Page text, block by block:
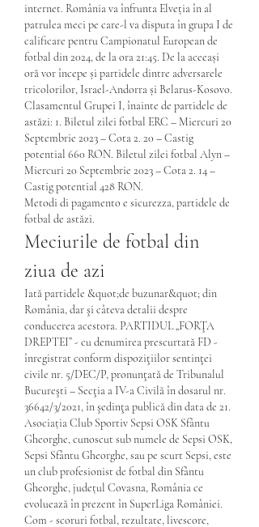
internet. România va înfrunta Elveția în al
patrulea meci pe care-l va disputa în grupa I de
calificare pentru Campionatul European de
fotbal din 2024, de la ora 21:45. De la aceeași
oră vor începe și partidele dintre adversarele
tricolorilor, Israel-Andorra și Belarus-Kosovo.
Clasamentul Grupei I, înainte de partidele de
astăzi: 1. Biletul zilei fotbal ERC – Miercuri 20
Septembrie 2023 – Cota 2. 20 – Castig
potential 660 RON. Biletul zilei fotbal Alyn –
Miercuri 20 Septembrie 2023 – Cota 2. 14 –
Castig potential 428 RON.
Metodi di pagamento e sicurezza, partidele de
fotbal de astăzi.
Meciurile de fotbal din
ziua de azi
Iată partidele &quot;de buzunar&quot; din
România, dar şi câteva detalii despre
conducerea acestora. PARTIDUL „FORŢA
DREPTEI” - cu denumirea prescurtată FD -
înregistrat conform dispoziţiilor sentinţei
civile nr. 5/DEC/P, pronunţată de Tribunalul
Bucureşti – Secţia a IV-a Civilă în dosarul nr.
36642/3/2021, în şedinţa publică din data de 21.
Asociația Club Sportiv Sepsi OSK Sfântu
Gheorghe, cunoscut sub numele de Sepsi OSK,
Sepsi Sfântu Gheorghe, sau pe scurt Sepsi, este
un club profesionist de fotbal din Sfântu
Gheorghe, județul Covasna, România ce
evoluează în prezent în SuperLiga României.
Com - scoruri fotbal, rezultate, livescore,